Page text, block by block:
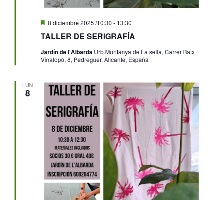
TALLER DE SERIGRAFÍA
Destacado
8 diciembre 2025 /10:30 - 13:30
Jardín de l'Albarda Urb.Muntanya de La sella, Carrer Baix
Vinalopò, 8, Pedreguer, Alicante, España
LUN
8